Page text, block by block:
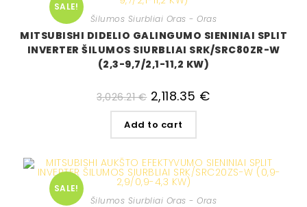
SALE!
Šilumos Siurbliai Oras - Oras
MITSUBISHI DIDELIO GALINGUMO SIENINIAI SPLIT
INVERTER ŠILUMOS SIURBLIAI SRK/SRC80ZR-W
(2,3-9,7/2,1-11,2 KW)
3,026.21€ 2,118.35 €
Add to cart
SALE!
Šilumos Siurbliai Oras - Oras